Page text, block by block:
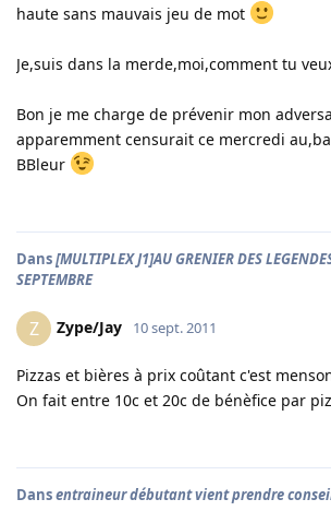
haute sans mauvais jeu de mot
Je,suis dans la merde,moi,comment tu
Bon je me charge de prévenir mon
apparemment censurait ce mercredi
BBleur
Dans[MULTIPLEX J1]AU GRENIER DES
SEPTEMBRE
Z Zype/Jay 10 sept. 2011
Pizzas et bières à prix coûtant c'est
On fait entre 10c et 20c de bénèfice par
Dansentraineur débutant vient prendre